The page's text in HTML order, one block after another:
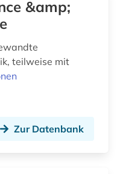
&amp;
teilweise mit
Zur Datenbank